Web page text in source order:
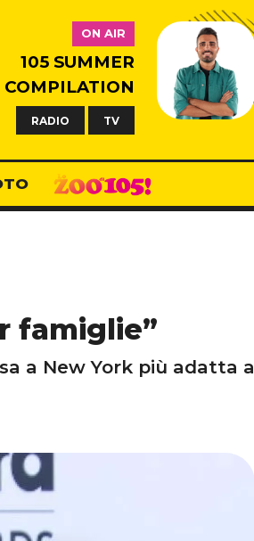
ON AIR
105 SUMMER
COMPILATION
RADIO TV
famiglie”
a New York più adatta a